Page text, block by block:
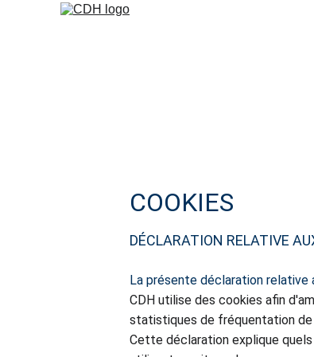
COOKIES
DÉCLARATION RELATIVE
La présente déclaration
CDH utilise des cookies afin
statistiques de fréquentation
Cette déclaration explique